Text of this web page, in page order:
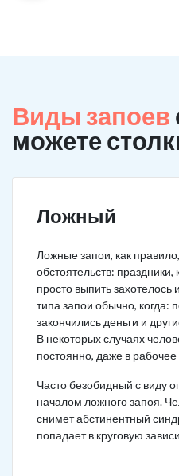
Виды запоев
можете
Ложный
Ложные запои, как
обстоятельств:
просто выпить захотелось
типа запои обычно, когда:
закончились деньги и
В некоторых случаях
постоянно, даже в
Часто безобидный с виду
началом ложного запоя.
снимет абстинентный
попадает в круговую